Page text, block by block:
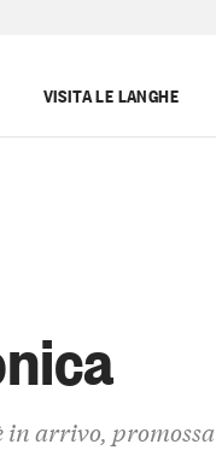
VISITA LE LANGHE
in arrivo, promossa